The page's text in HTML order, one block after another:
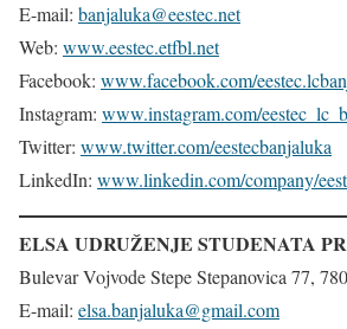
E-mail: banjaluka@eestec.net
Web: www.eestec.etfbl.net
Facebook: www.facebook.com/
Instagram: www.instagram.com/
Twitter: www.twitter.com/eestecbanjaluka
LinkedIn: www.linkedin.com/company/
ELSA UDRUŽENJE STUDENATA
Bulevar Vojvode Stepe Stepanovica 77,
E-mail: elsa.banjaluka@gmail.com